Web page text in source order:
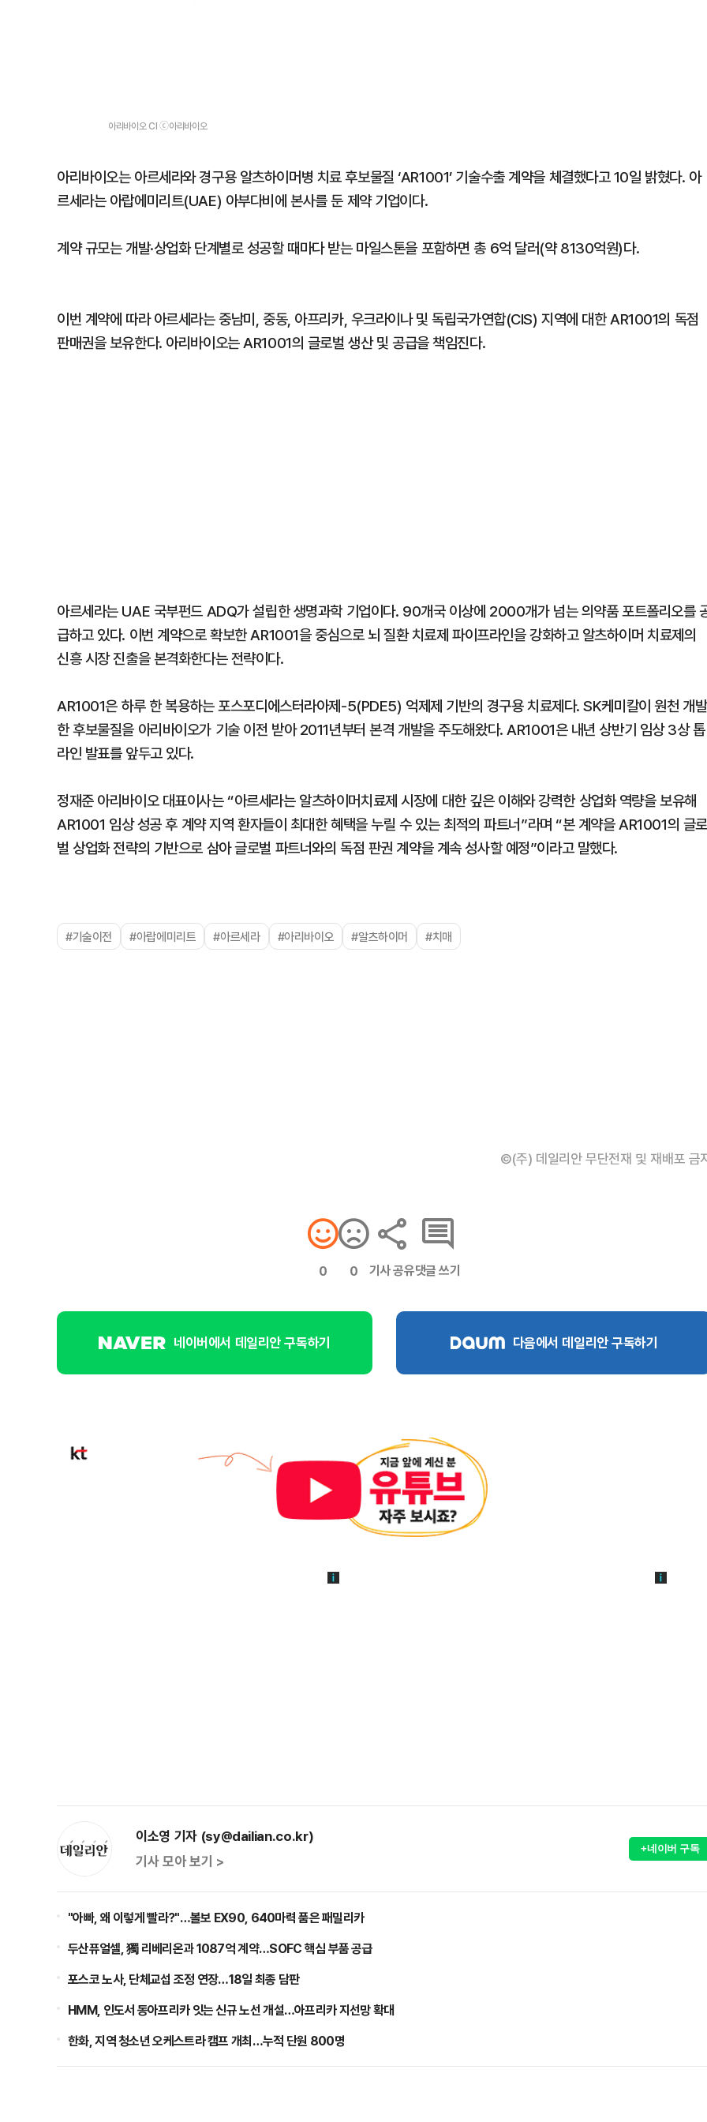
아리바이오 CI ⓒ아리바이오
아리바이오는 아르세라와 경구용 알츠하이머병 치료 후보물질 ‘AR1001’ 기술수출 계약을 체결했다고 10일 밝혔다. 아
르세라는 아랍에미리트(UAE) 아부다비에 본사를 둔 제약 기업이다.
계약 규모는 개발·상업화 단계별로 성공할 때마다 받는 마일스톤을 포함하면 총 6억 달러(약 8130억원)다.
이번 계약에 따라 아르세라는 중남미, 중동, 아프리카, 우크라이나 및 독립국가연합(CIS) 지역에 대한 AR1001의 독점
판매권을 보유한다. 아리바이오는 AR1001의 글로벌 생산 및 공급을 책임진다.
아르세라는 UAE 국부펀드 ADQ가 설립한 생명과학 기업이다. 90개국 이상에 2000개가 넘는 의약품 포트폴리오를
급하고 있다. 이번 계약으로 확보한 AR1001을 중심으로 뇌 질환 치료제 파이프라인을 강화하고 알츠하이머 치료제의
신흥 시장 진출을 본격화한다는 전략이다.
AR1001은 하루 한 복용하는 포스포디에스터라아제-5(PDE5) 억제제 기반의 경구용 치료제다. SK케미칼이 원천 개발
한 후보물질을 아리바이오가 기술 이전 받아 2011년부터 본격 개발을 주도해왔다. AR1001은 내년 상반기 임상 3상 톱
라인 발표를 앞두고 있다.
정재준 아리바이오 대표이사는 “아르세라는 알츠하이머치료제 시장에 대한 깊은 이해와 강력한 상업화 역량을 보유해
AR1001 임상 성공 후 계약 지역 환자들이 최대한 혜택을 누릴 수 있는 최적의 파트너”라며 “본 계약을 AR1001의 글로
벌 상업화 전략의 기반으로 삼아 글로벌 파트너와의 독점 판권 계약을 계속 성사할 예정”이라고 말했다.
#기술이전 #아랍에미리트 #아르세라 #아리바이오 #알츠하이머 #치매
©(주) 데일리안 무단전재 및 재배포 금
0 0 기사 공유댓글 쓰기
네이버에서 데일리안 구독하기 다음에서 데일리안 구독하기
이소영 기자 (sy@dailian.co.kr)
기사 모아 보기 >
+네이버 구독
"아빠, 왜 이렇게 빨라?"…볼보 EX90, 640마력 품은 패밀리카
두산퓨얼셀, 獨 리베리온과 1087억 계약…SOFC 핵심 부품 공급
포스코 노사, 단체교섭 조정 연장…18일 최종 담판
HMM, 인도서 동아프리카 잇는 신규 노선 개설…아프리카 지선망 확대
한화, 지역 청소년 오케스트라 캠프 개최…누적 단원 800명